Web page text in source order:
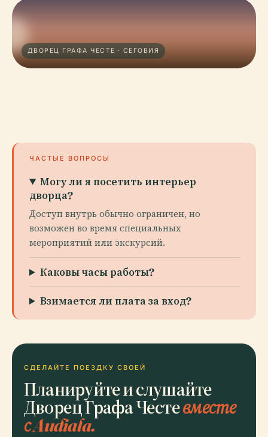
ДВОРЕЦ ГРАФА ЧЕСТЕ · СЕГОВИЯ
ЧАСТЫЕ ВОПРОСЫ
Могу ли я посетить интерьер
дворца?
Доступ внутрь обычно ограничен, но
возможен во время специальных
мероприятий или экскурсий.
Каковы часы работы?
Взимается ли плата за вход?
СДЕЛАЙТЕ ПОЕЗДКУ СВОЕЙ
Планируйте и слушайте
Дворец Графа Честевместе
с Audiala.